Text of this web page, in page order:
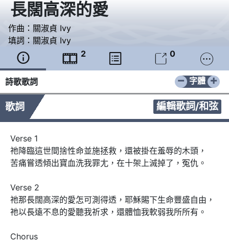
長闊高深的愛
作曲： 關淑貞 Ivy
填詞： 關淑貞 Ivy
  2   0 
詩歌歌詞 − +
字體
歌詞 編輯歌詞/和弦
Verse 1
祂降臨這世間捨性命並施拯救，還被掛在羞辱的木頭，
苦痛嘗透傾出寶血洗我罪尢，在十架上滅掉了，冤仇。
Verse 2
祂那長闊高深的愛怎可測得透，耶穌賜下生命豐盛自由，
祂以長遠不息的愛聽我祈求，還體恤我軟弱我所所有。
Chorus